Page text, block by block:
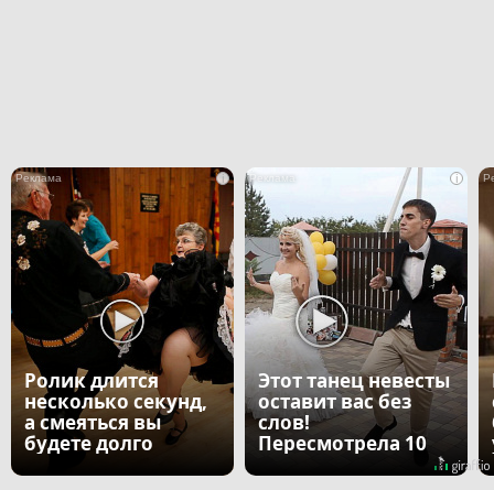
i
Ролик длится
несколько секунд,
а смеяться вы
будете долго
i
Этот танец невесты
оставит вас без
слов!
Пересмотрела 10